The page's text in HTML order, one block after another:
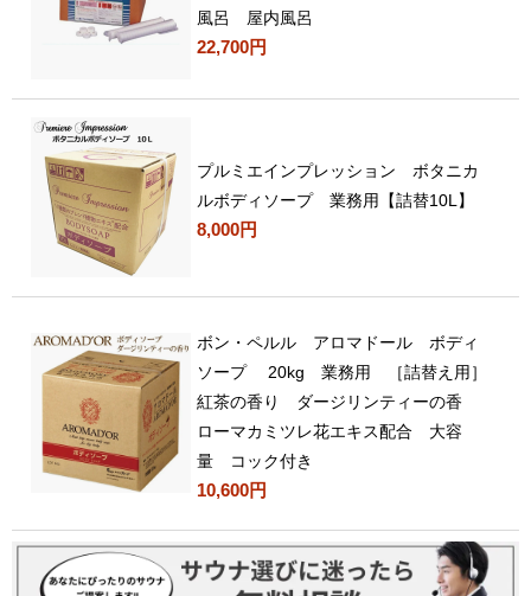
風呂 屋内風呂
22,700円
プルミエインプレッション ボタニカ
ルボディソープ 業務用【詰替10L】
8,000円
ボン・ペルル アロマドール ボディ
ソープ 20kg 業務用 ［詰替え用］
紅茶の香り ダージリンティーの香
ローマカミツレ花エキス配合 大容
量 コック付き
10,600円